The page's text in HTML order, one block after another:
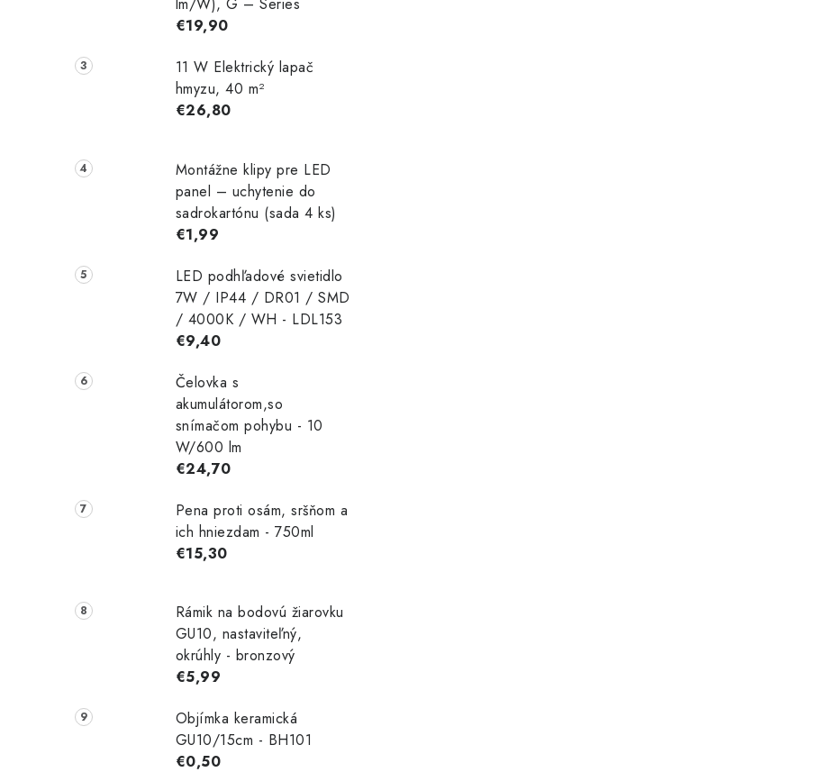
€19,90
11 W Elektrický lapač
hmyzu, 40 m²
€26,80
Montážne klipy pre LED
panel – uchytenie do
sadrokartónu (sada 4 ks)
€1,99
LED podhľadové svietidlo
7W / IP44 / DR01 / SMD
/ 4000K / WH - LDL153
€9,40
Čelovka s
akumulátorom,so
snímačom pohybu - 10
W/600 lm
€24,70
Pena proti osám, sršňom a
ich hniezdam - 750ml
€15,30
Rámik na bodovú žiarovku
GU10, nastaviteľný,
okrúhly - bronzový
€5,99
Objímka keramická
GU10/15cm - BH101
€0,50